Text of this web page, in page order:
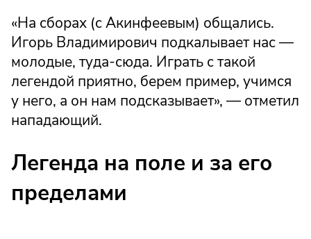
«На сборах (с Акинфеевым) общались.
Игорь Владимирович подкалывает нас —
молодые, туда-сюда. Играть с такой
легендой приятно, берем пример, учимся
у него, а он нам подсказывает», — отметил
нападающий.
Легенда на поле и за его
пределами